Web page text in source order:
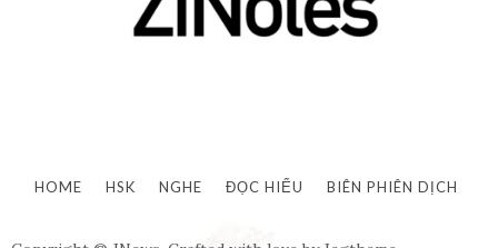
HOME HSK NGHE ĐỌC HIỂU BIÊN PHIÊN DỊCH